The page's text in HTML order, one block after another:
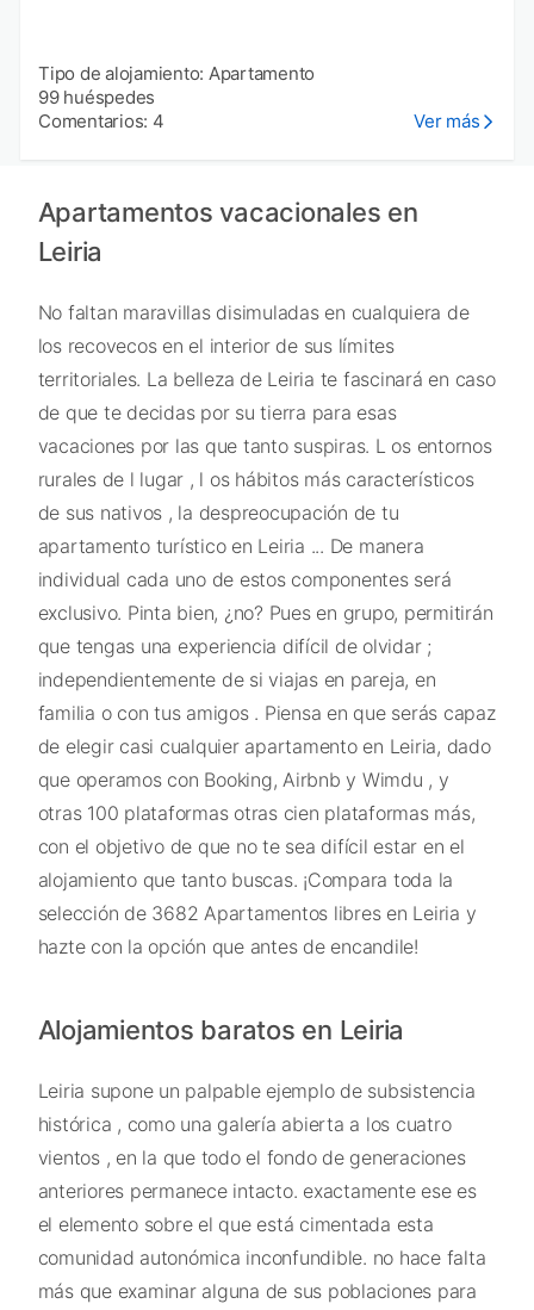
Tipo de alojamiento: Apartamento
99 huéspedes
Comentarios: 4
Ver más
Apartamentos vacacionales en
Leiria
No faltan maravillas disimuladas en cualquiera de
los recovecos en el interior de sus límites
territoriales. La belleza de Leiria te fascinará en caso
de que te decidas por su tierra para esas
vacaciones por las que tanto suspiras. L os entornos
rurales de l lugar , l os hábitos más característicos
de sus nativos , la despreocupación de tu
apartamento turístico en Leiria ... De manera
individual cada uno de estos componentes será
exclusivo. Pinta bien, ¿no? Pues en grupo, permitirán
que tengas una experiencia difícil de olvidar ;
independientemente de si viajas en pareja, en
familia o con tus amigos . Piensa en que serás capaz
de elegir casi cualquier apartamento en Leiria, dado
que operamos con Booking, Airbnb y Wimdu , y
otras 100 plataformas otras cien plataformas más,
con el objetivo de que no te sea difícil estar en el
alojamiento que tanto buscas. ¡Compara toda la
selección de 3682 Apartamentos libres en Leiria y
hazte con la opción que antes de encandile!
Alojamientos baratos en Leiria
Leiria supone un palpable ejemplo de subsistencia
histórica , como una galería abierta a los cuatro
vientos , en la que todo el fondo de generaciones
anteriores permanece intacto. exactamente ese es
el elemento sobre el que está cimentada esta
comunidad autonómica inconfundible. no hace falta
más que examinar alguna de sus poblaciones para